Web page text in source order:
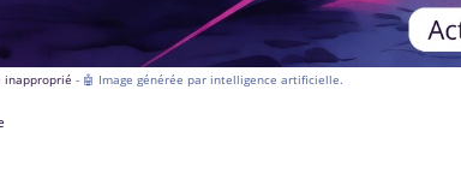
inapproprié - 🤖 Image générée par intelligence artificielle.